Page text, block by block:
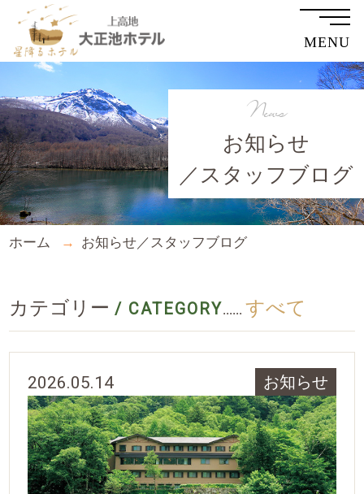
MENU
お知らせ
／スタッフブログ
News
ホーム お知らせ／スタッフブログ
カテゴリー / CATEGORY...... すべて
2026.05.14 お知らせ